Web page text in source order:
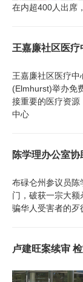
在内超400人出席
王嘉廉社区医
王嘉廉社区医疗
(Elmhurst)举办免
接重要的医疗资源
中心
陈学理办公室
布碌仑州参议员陈
门，破获一宗大
骗华人受害者的歹
卢建旺案续审